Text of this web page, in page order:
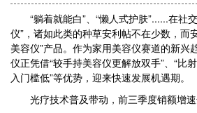
“躺着就能白”、“懒人式护肤”......在社
仪”，诸如此类的种草安利帖不在少数，而
美容仪”产品。作为家用美容仪赛道的新兴
仪正凭借“较手持美容仪更解放双手”、“比
入门槛低”等优势，迎来快速发展机遇期。
光疗技术普及带动，前三季度销额增